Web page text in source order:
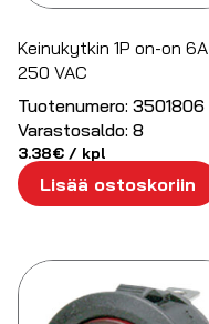
Keinukytkin 1P on-on 6A
250 VAC
Tuotenumero: 3501806
Varastosaldo: 8
3.38€ / kpl
Lisää ostoskoriin